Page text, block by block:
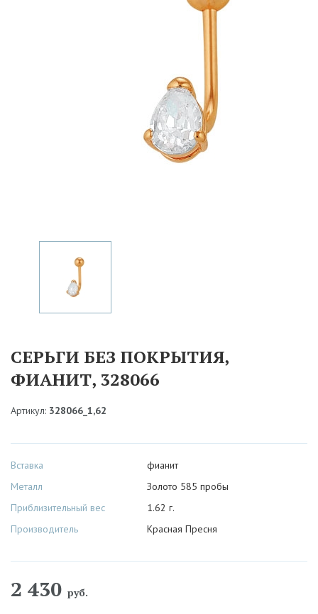
СЕРЬГИ БЕЗ ПОКРЫТИЯ,
ФИАНИТ, 328066
Артикул: 328066_1,62
Вставка
Металл
Приблизительный вес
Производитель
фианит
Золото 585 пробы
1.62 г.
Красная Пресня
2 430 руб.